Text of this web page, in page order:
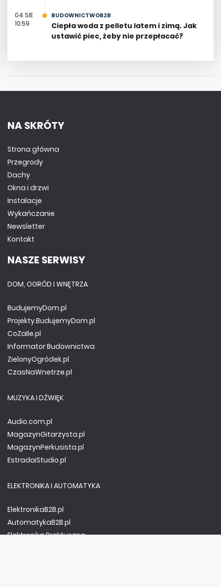
04 SIE
10:59
BUDOWNICTWOB2B
Ciepła woda z pelletu latem i zimą. Jak
ustawić piec, żeby nie przepłacać?
NA SKRÓTY
Strona główna
Przegrody
Dachy
Okna i drzwi
Instalacje
Wykańczanie
Newsletter
Kontakt
NASZE SERWISY
DOM, OGRÓD I WNĘTRZA
BudujemyDom.pl
Projekty.BudujemyDom.pl
CoZaIle.pl
Informator Budownictwa
ZielonyOgródek.pl
CzasNaWnetrze.pl
MUZYKA I DŹWIĘK
Audio.com.pl
MagazynGitarzysta.pl
MagazynPerkusista.pl
EstradaiStudio.pl
ELEKTRONIKA I AUTOMATYKA
ElektronikaB2B.pl
AutomatykaB2B.pl
Elektronika Praktyczna